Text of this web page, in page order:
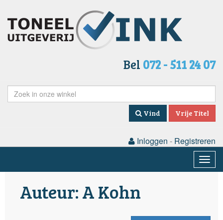
Bel 072 - 511 24 07
Vind Vrije Titel
Inloggen - Registreren
Auteur: A Kohn